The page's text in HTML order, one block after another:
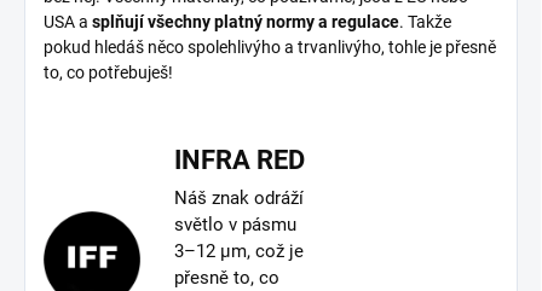
USA a splňují všechny platný normy a regulace. Takže
pokud hledáš něco spolehlivýho a trvanlivýho, tohle je přesně
to, co potřebuješ!
INFRA RED
Náš znak odráží
světlo v pásmu
3–12 µm, což je
přesně to, co